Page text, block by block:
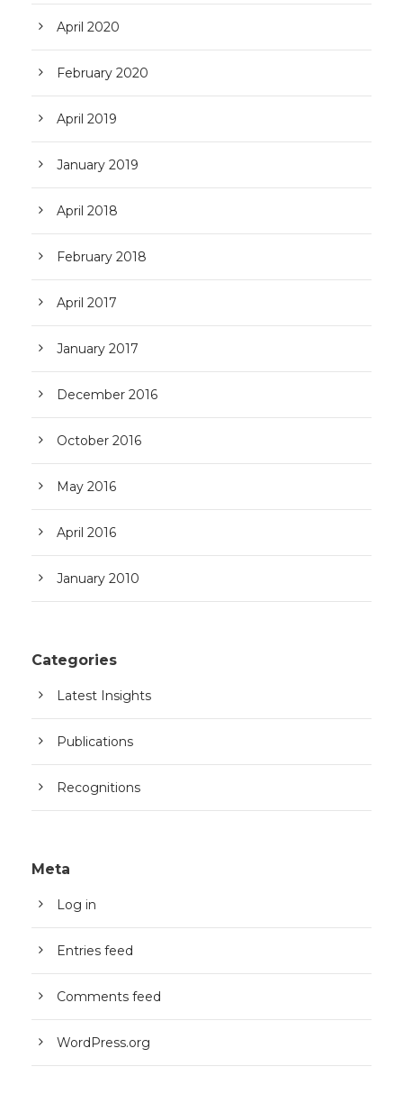
April 2020
February 2020
April 2019
January 2019
April 2018
February 2018
April 2017
January 2017
December 2016
October 2016
May 2016
April 2016
January 2010
Categories
Latest Insights
Publications
Recognitions
Meta
Log in
Entries feed
Comments feed
WordPress.org